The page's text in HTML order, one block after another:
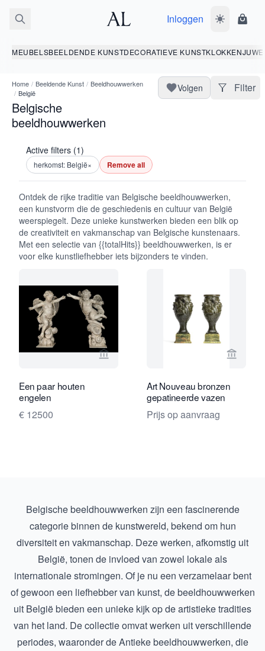
Inloggen Wissel
MEUBELSBEELDENDE KUNSTDECORATIEVE KUNSTKLOKKEN
Home / Beeldende Kunst / Beeldhouwwerken
/ België
Belgische
beeldhouwwerken
Volgen Filter
Active filters (1)
herkomst: België× Remove all
Ontdek de rijke traditie van Belgische beeldhouwwerken,
een kunstvorm die de geschiedenis en cultuur van België
weerspiegelt. Deze unieke kunstwerken bieden een blik op
de creativiteit en vakmanschap van Belgische kunstenaars.
Met een selectie van {{totalHits}} beeldhouwwerken, is er
voor elke kunstliefhebber iets bijzonders te vinden.
Bekijk verkoperspagina van Limburg
Een paar houten
engelen
€ 12500
Bekijk
Art Nouveau bronzen
gepatineerde vazen
Prijs op aanvraag
Belgische beeldhouwwerken zijn een fascinerende
categorie binnen de kunstwereld, bekend om hun
diversiteit en vakmanschap. Deze werken, afkomstig uit
België, tonen de invloed van zowel lokale als
internationale stromingen. Of je nu een verzamelaar bent
of gewoon een liefhebber van kunst, de beeldhouwwerken
uit België bieden een unieke kijk op de artistieke tradities
van het land. De collectie omvat werken uit verschillende
periodes, waaronder deAntieke beeldhouwwerken, die